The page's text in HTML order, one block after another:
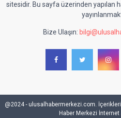
sitesidir. Bu sayfa üzerinden yapılan
Bize Ulaşın:
@2024 - ulusalhabermerkezi.com.
Haber Merkezi